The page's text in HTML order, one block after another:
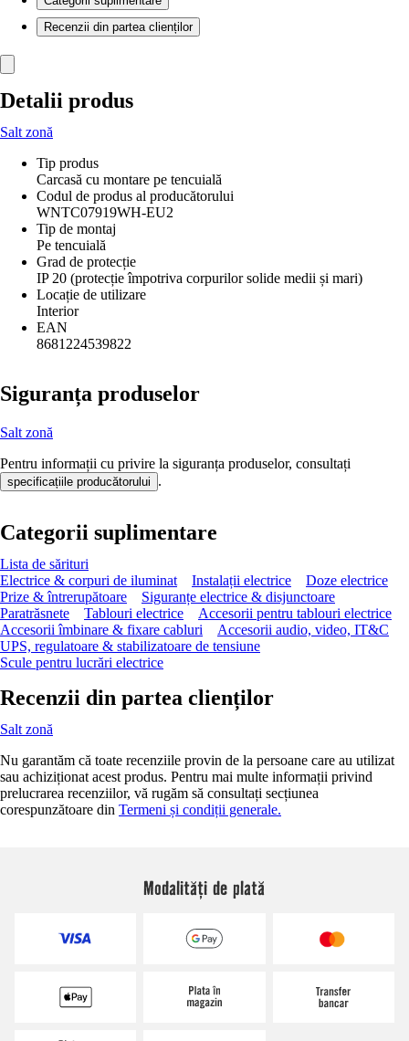
Recenzii din partea clienților
Detalii produs
Salt zonă
Tip produs
Carcasă cu montare pe tencuială
Codul de produs al producătorului
WNTC07919WH-EU2
Tip de montaj
Pe tencuială
Grad de protecție
IP 20 (protecție împotriva corpurilor solide medii și mari)
Locație de utilizare
Interior
EAN
8681224539822
Siguranța produselor
Salt zonă
Pentru informații cu privire la siguranța produselor, consultați
specificațiile producătorului .
Categorii suplimentare
Lista de sărituri
Electrice & corpuri de iluminat
Instalații electrice
Doze electrice
Prize & întrerupătoare
Siguranțe electrice & disjunctoare
Paratrăsnete
Tablouri electrice
Accesorii pentru tablouri electrice
Accesorii îmbinare & fixare cabluri
Accesorii audio, video, IT&C
UPS, regulatoare & stabilizatoare de tensiune
Scule pentru lucrări electrice
Recenzii din partea clienților
Salt zonă
Nu garantăm că toate recenziile provin de la persoane care au utilizat
sau achiziționat acest produs. Pentru mai multe informații privind
prelucrarea recenziilor, vă rugăm să consultați secțiunea
corespunzătoare din Termeni și condiții generale.
Modalități de plată